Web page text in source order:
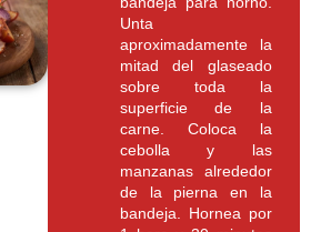
Unta
aproximadamente la
mitad del glaseado
sobre toda la
superficie de la
carne. Coloca la
cebolla y las
manzanas alrededor
de la pierna en la
bandeja. Hornea por